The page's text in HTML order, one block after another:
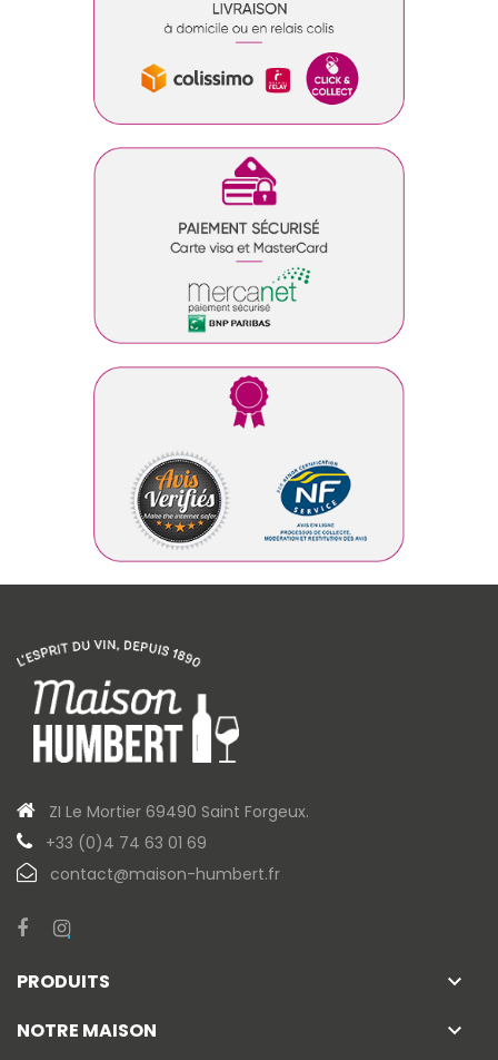
ZI Le Mortier 69490 Saint Forgeux.
+33 (0)4 74 63 01 69
contact@maison-humbert.fr
PRODUITS keyboard_arrow_down
NOTRE MAISON keyboard_arrow_down